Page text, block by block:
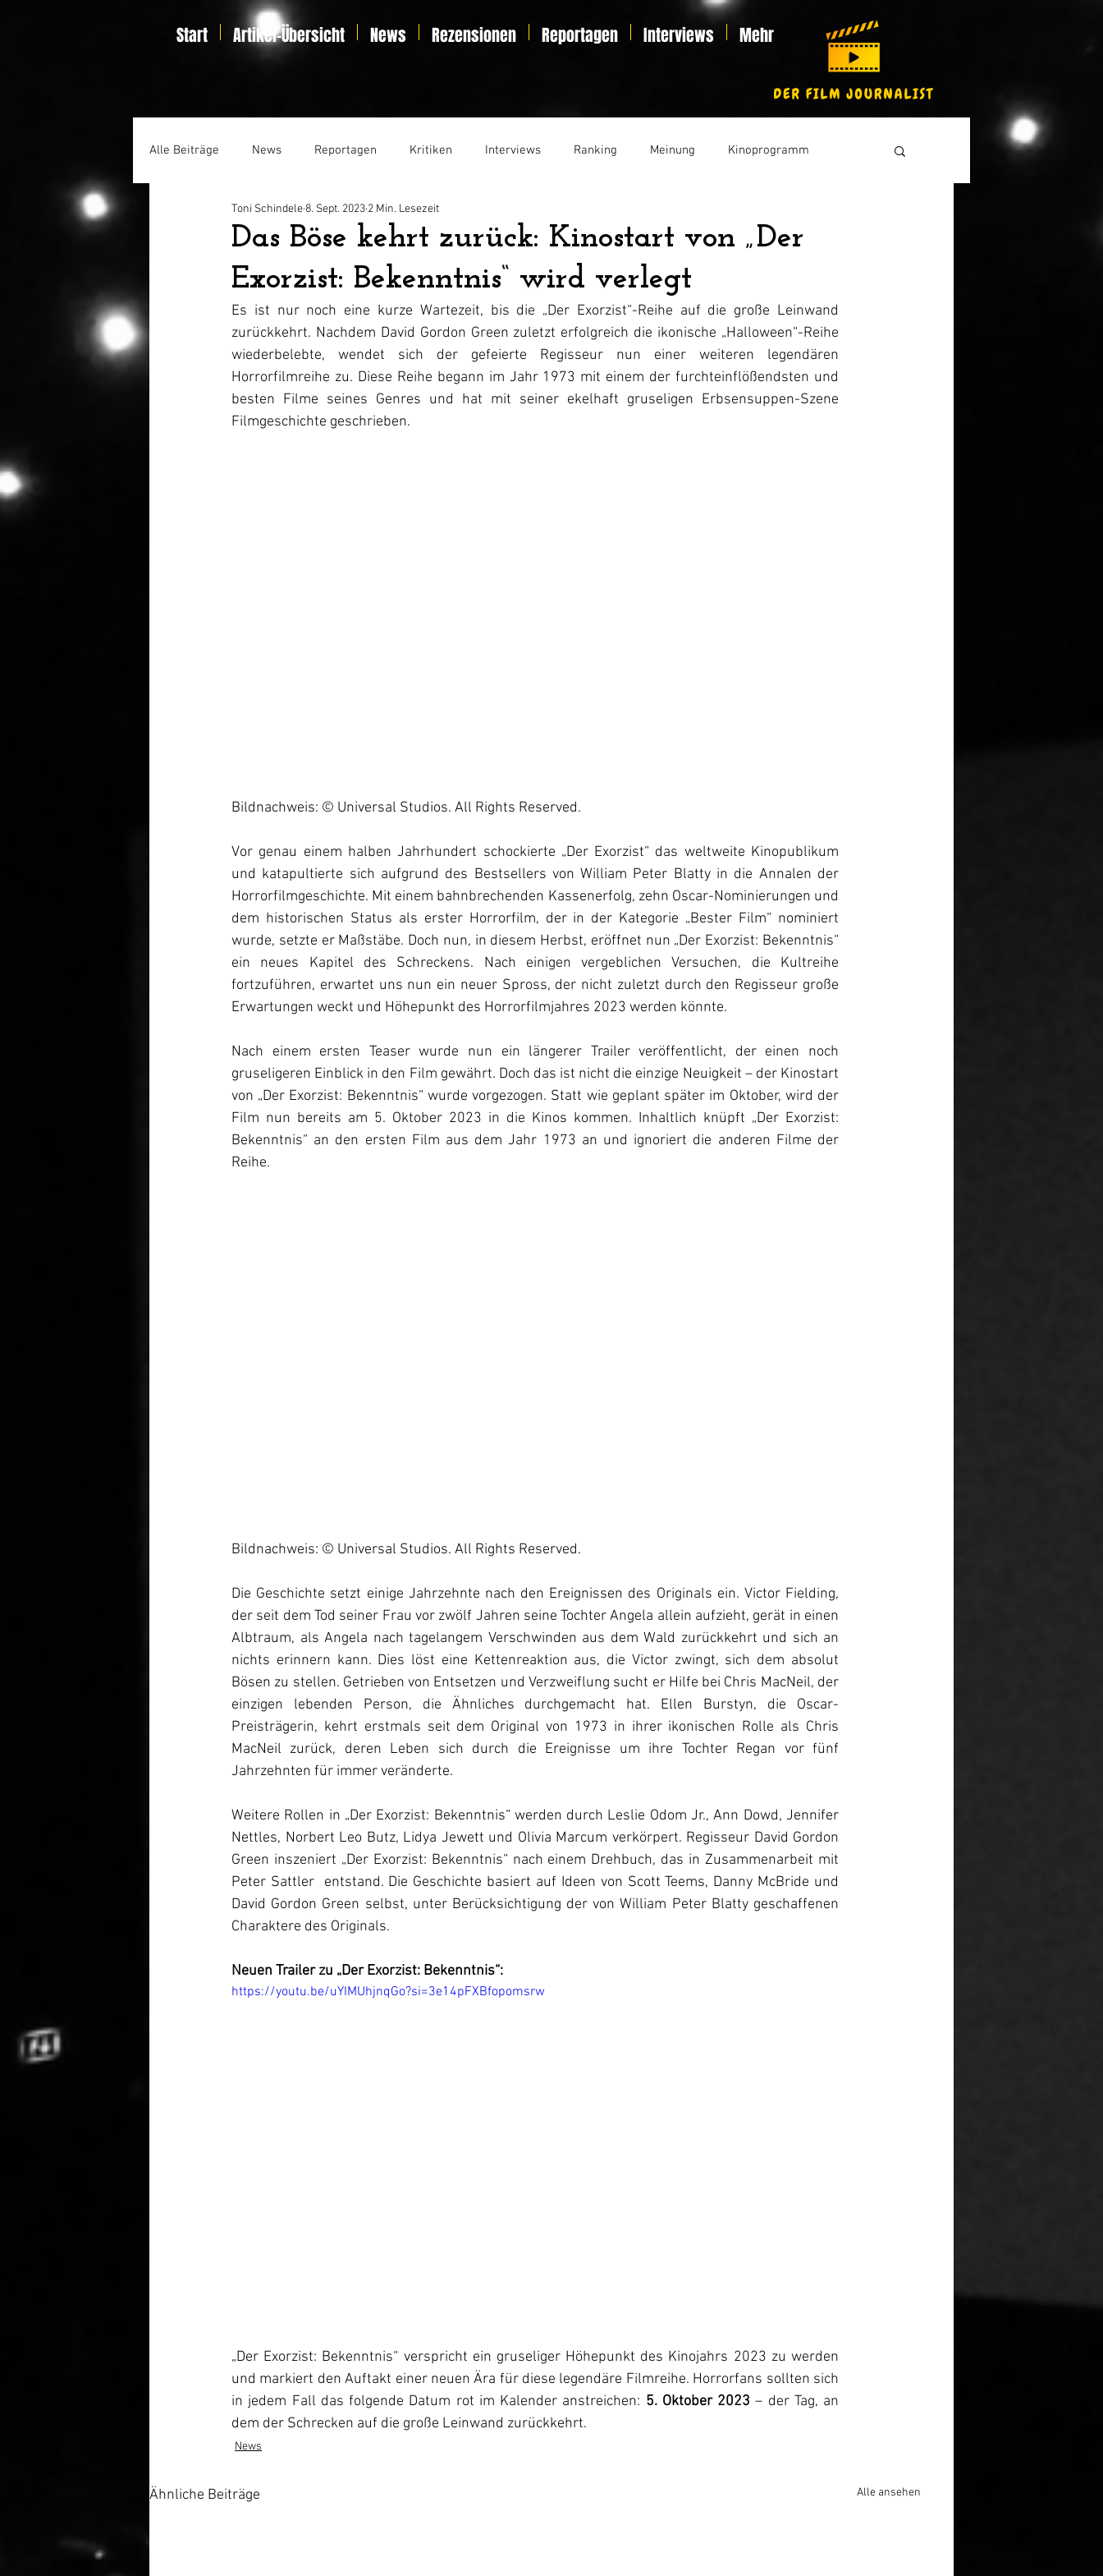
Start Artikel-Übersicht News Rezensionen Reportagen Interviews Mehr
Alle Beiträge News Reportagen Kritiken Interviews Ranking Meinung Kinoprogramm
Home Entertainment Essay
Das Böse kehrt zurück: Kinostart von „Der
Exorzist: Bekenntnis“ wird verlegt
Toni Schindele 8. Sept. 2023 2 Min. Lesezeit
Es ist nur noch eine kurze Wartezeit, bis die „Der Exorzist“-Reihe auf die große Leinwand
zurückkehrt. Nachdem David Gordon Green zuletzt erfolgreich die ikonische „Halloween“-Reihe
wiederbelebte, wendet sich der gefeierte Regisseur nun einer weiteren legendären
Horrorfilmreihe zu. Diese Reihe begann im Jahr 1973 mit einem der furchteinflößendsten und
besten Filme seines Genres und hat mit seiner ekelhaft gruseligen Erbsensuppen-Szene
Filmgeschichte geschrieben.
Bildnachweis: © Universal Studios. All Rights Reserved.
Vor genau einem halben Jahrhundert schockierte „Der Exorzist“ das weltweite Kinopublikum
und katapultierte sich aufgrund des Bestsellers von William Peter Blatty in die Annalen der
Horrorfilmgeschichte. Mit einem bahnbrechenden Kassenerfolg, zehn Oscar-Nominierungen und
dem historischen Status als erster Horrorfilm, der in der Kategorie „Bester Film“ nominiert
wurde, setzte er Maßstäbe. Doch nun, in diesem Herbst, eröffnet nun „Der Exorzist: Bekenntnis“
ein neues Kapitel des Schreckens. Nach einigen vergeblichen Versuchen, die Kultreihe
fortzuführen, erwartet uns nun ein neuer Spross, der nicht zuletzt durch den Regisseur große
Erwartungen weckt und Höhepunkt des Horrorfilmjahres 2023 werden könnte.
Nach einem ersten Teaser wurde nun ein längerer Trailer veröffentlicht, der einen noch
gruseligeren Einblick in den Film gewährt. Doch das ist nicht die einzige Neuigkeit – der Kinostart
von „Der Exorzist: Bekenntnis“ wurde vorgezogen. Statt wie geplant später im Oktober, wird der
Film nun bereits am 5. Oktober 2023 in die Kinos kommen. Inhaltlich knüpft „Der Exorzist:
Bekenntnis“ an den ersten Film aus dem Jahr 1973 an und ignoriert die anderen Filme der
Reihe.
Bildnachweis: © Universal Studios. All Rights Reserved.
Die Geschichte setzt einige Jahrzehnte nach den Ereignissen des Originals ein. Victor Fielding,
der seit dem Tod seiner Frau vor zwölf Jahren seine Tochter Angela allein aufzieht, gerät in einen
Albtraum, als Angela nach tagelangem Verschwinden aus dem Wald zurückkehrt und sich an
nichts erinnern kann. Dies löst eine Kettenreaktion aus, die Victor zwingt, sich dem absolut
Bösen zu stellen. Getrieben von Entsetzen und Verzweiflung sucht er Hilfe bei Chris MacNeil, der
einzigen lebenden Person, die Ähnliches durchgemacht hat. Ellen Burstyn, die Oscar-
Preisträgerin, kehrt erstmals seit dem Original von 1973 in ihrer ikonischen Rolle als Chris
MacNeil zurück, deren Leben sich durch die Ereignisse um ihre Tochter Regan vor fünf
Jahrzehnten für immer veränderte.
Weitere Rollen in „Der Exorzist: Bekenntnis“ werden durch Leslie Odom Jr., Ann Dowd, Jennifer
Nettles, Norbert Leo Butz, Lidya Jewett und Olivia Marcum verkörpert. Regisseur David Gordon
Green inszeniert „Der Exorzist: Bekenntnis“ nach einem Drehbuch, das in Zusammenarbeit mit
Peter Sattler  entstand. Die Geschichte basiert auf Ideen von Scott Teems, Danny McBride und
David Gordon Green selbst, unter Berücksichtigung der von William Peter Blatty geschaffenen
Charaktere des Originals.
Neuen Trailer zu „Der Exorzist: Bekenntnis“:
https://youtu.be/uYIMUhjnqGo?si=3e14pFXBfopomsrw
„Der Exorzist: Bekenntnis“ verspricht ein gruseliger Höhepunkt des Kinojahrs 2023 zu werden
und markiert den Auftakt einer neuen Ära für diese legendäre Filmreihe. Horrorfans sollten sich
in jedem Fall das folgende Datum rot im Kalender anstreichen: 5. Oktober 2023 – der Tag, an
dem der Schrecken auf die große Leinwand zurückkehrt.
News
Ähnliche Beiträge Alle ansehen